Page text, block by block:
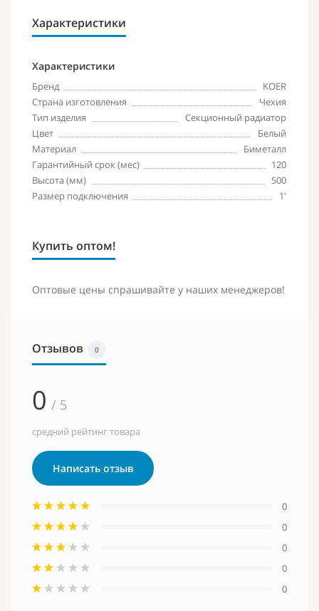
Характеристики
Характеристики
Бренд
KOER
Страна изготовления
Чехия
Тип изделия
Секционный радиатор
Цвет
Белый
Материал
Биметалл
Гарантийный срок (мес)
120
Высота (мм)
500
Размер подключения
1'
Купить оптом!
Оптовые цены спрашивайте у наших менеджеров!
Отзывов 0
0 / 5
средний рейтинг товара
Написать отзыв
0
0
0
0
0